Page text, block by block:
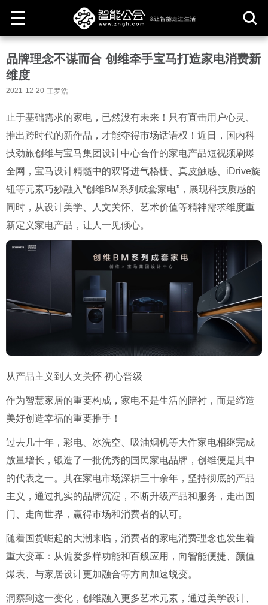
取
品牌理念不谋而合 创维牵手宝马打造家电消费新
维度
2021-12-20 王罗浩
止于基础需求的家电，已然没有未来！只有直击用户心灵、
推出跨时代的新作品，才能夺得市场话语权！近日，国内科
技劲旅创维与宝马集团设计中心合作的家电产品短视频刷爆
全网，宝马设计精髓中的双肾进气格栅、真皮触感、iDrive旋
钮等元素巧妙融入“创维BM系列成套家电”，展现科技质感的
同时，从设计美学、人文关怀、艺术价值等精神需求维度重
新定义家电产品，让人一见倾心。
从产品主义到人文关怀 初心晋级
作为智慧家居的重要构成，家电不是生活的陪衬，而是缔造
美好创造幸福的重要推手！
过去几十年，彩电、冰洗空、吸油烟机等大件家电相继完成
放量增长，锻造了一批优秀的国民家电品牌，创维便是其中
的代表之一。其在家电市场深耕三十余年，坚持彻底的产品
主义，通过扎实的品牌沉淀，不断升级产品和服务，走出国
门、走向世界，赢得市场和消费者的认可。
随着国货崛起的大潮来临，消费者的家电消费理念也发生着
重大变革：从偏爱多样功能和百般应用，向智能便捷、颜值
爆表、与家居设计更加融合等方向加速蜕变。
洞察到这一变化，创维融入更多艺术元素，通过美学设计、